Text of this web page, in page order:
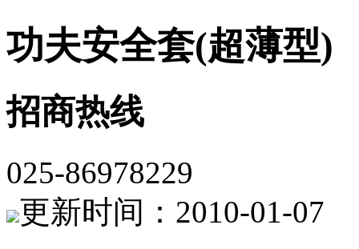
功夫安全套(超薄型)
招商热线
025-86978229
更新时间：2010-01-07